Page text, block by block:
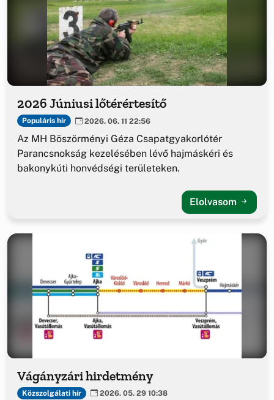
2026 Júniusi lőtérértesítő
Populáris hír 2026. 06. 11 22:56
Az MH Böszörményi Géza Csapatgyakorlótér
Parancsnokság kezelésében lévő hajmáskéri és
bakonykúti honvédségi területeken.
Elolvasom
Vágányzári hirdetmény
Közszolgálati hír 2026. 05. 29 10:38